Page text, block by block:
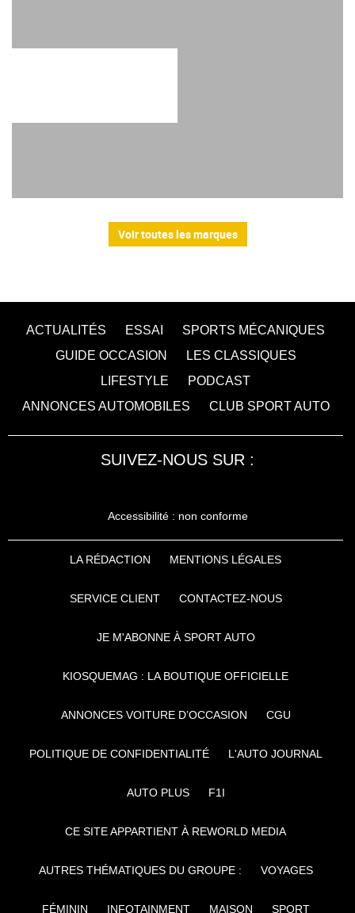
Voir toutes les marques
ACTUALITÉS ESSAI
SPORTS MÉCANIQUES
GUIDE OCCASION
LES CLASSIQUES
LIFESTYLE
PODCAST
ANNONCES AUTOMOBILES
CLUB SPORT AUTO
SUIVEZ-NOUS SUR :
Accessibilité : non conforme
LA RÉDACTION MENTIONS LÉGALES
SERVICE CLIENT CONTACTEZ-NOUS
JE M'ABONNE À SPORT AUTO
KIOSQUEMAG : LA BOUTIQUE OFFICIELLE
ANNONCES VOITURE D’OCCASION CGU
POLITIQUE DE CONFIDENTIALITÉ L'AUTO JOURNAL
AUTO PLUS F1I
CE SITE APPARTIENT À REWORLD MEDIA
AUTRES THÉMATIQUES DU GROUPE : VOYAGES
FÉMININ INFOTAINMENT MAISON SPORT